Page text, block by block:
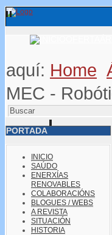
aquí: Home
MEC -
PORTADA
INICIO
SAÚDO
ENERXÍAS
RENOVABLES
COLABORACIÓNS
BLOGUES / WEBS
A REVISTA
SITUACIÓN
HISTORIA